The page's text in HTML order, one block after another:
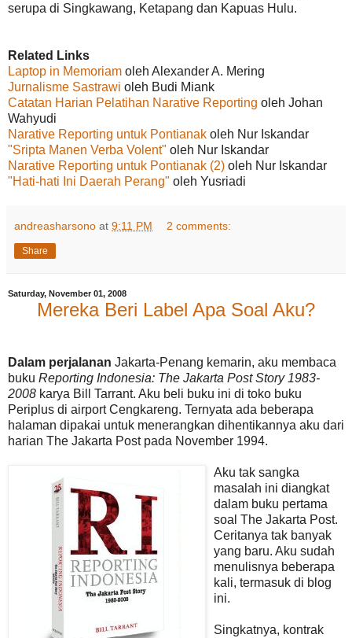
serupa di Singkawang, Ketapang dan Kapuas Hulu.
Related Links
Laptop in Memoriam oleh Alexander A. Mering
Jurnalisme Sastrawi oleh Budi Miank
Catatan Harian Pelatihan Narative Reporting oleh Johan
Wahyudi
Narative Reporting untuk Pontianak oleh Nur Iskandar
"Sripta Manen Verba Volent" oleh Nur Iskandar
Narative Reporting untuk Pontianak (2) oleh Nur Iskandar
"Hati-hati Ini Daerah Perang" oleh Yusriadi
andreasharsono at 9:11 PM 2 comments:
Share
Saturday, November 01, 2008
Mereka Beri Label Apa Soal Aku?
Dalam perjalanan Jakarta-Penang kemarin, aku membaca
buku Reporting Indonesia: The Jakarta Post Story 1983-
2008 karya Bill Tarrant. Aku beli buku ini di toko buku
Periplus di airport Cengkareng. Ternyata ada beberapa
halaman dipakai untuk menerangkan dihentikannya aku dari
harian The Jakarta Post pada November 1994.
Aku tak sangka
masalah ini diangkat
dalam buku pertama
soal The Jakarta Post.
Ceritanya tak banyak
yang baru. Aku sudah
menulisnya beberapa
kali, termasuk di blog
ini.
Singkatnya, kontrak